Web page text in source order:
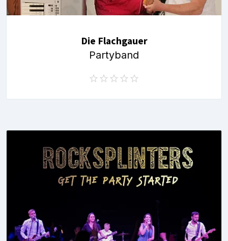
Die Flachgauer
Partyband